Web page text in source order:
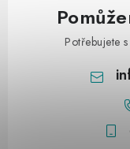
Potřebujete